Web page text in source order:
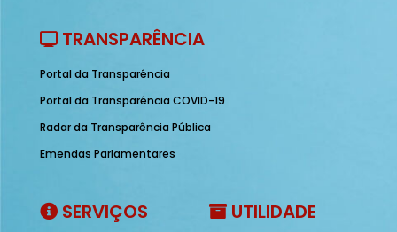
TRANSPARÊNCIA
Portal da Transparência
Portal da Transparência COVID-19
Radar da Transparência Pública
Emendas Parlamentares
SERVIÇOS UTILIDADE